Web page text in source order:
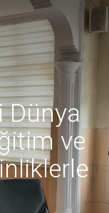
Dünya
ve